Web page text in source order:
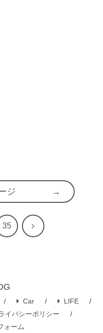
ジ
35 次
Car
LIFE
イバシーポリシー
ォーム